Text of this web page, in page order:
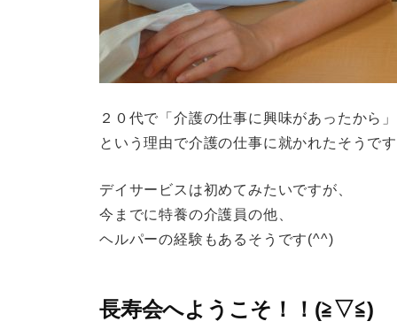
２０代で「介護の仕事に興味があったから」
という理由で介護の仕事に就かれたそうで
デイサービスは初めてみたいですが、
今までに特養の介護員の他、
ヘルパーの経験もあるそうです(^^)
長寿会へようこそ！！(≧▽≦)